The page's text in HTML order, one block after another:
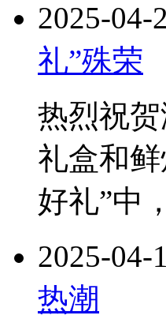
2025-04-
礼”殊荣
热烈祝
礼盒和
好礼”中
2025-04-
热潮